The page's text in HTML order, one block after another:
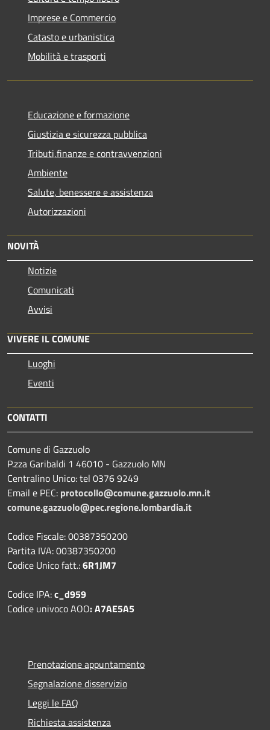
Imprese e Commercio
Catasto e urbanistica
Mobilità e trasporti
Educazione e formazione
Giustizia e sicurezza pubblica
Tributi,finanze e contravvenzioni
Ambiente
Salute, benessere e assistenza
Autorizzazioni
NOVITÀ
Notizie
Comunicati
Avvisi
VIVERE IL COMUNE
Luoghi
Eventi
CONTATTI
Comune di Gazzuolo
P.zza Garibaldi 1 46010 - Gazzuolo MN
Centralino Unico: tel 0376 9249
Email e PEC: protocollo@comune.gazzuolo.mn.it
comune.gazzuolo@pec.regione.lombardia.it
Codice Fiscale: 00387350200
Partita IVA: 00387350200
Codice Unico fatt.:6R1JM7
Codice IPA:c_d959
Codice univoco AOO: A7AE5A5
Prenotazione appuntamento
Segnalazione disservizio
Leggi le FAQ
Richiesta assistenza